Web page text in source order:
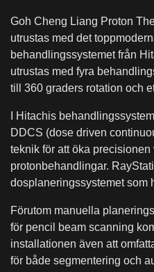
Goh Cheng Liang Proton
utrustas med det
behandlingssystemet från
utrustas med fyra
till 360 graders rotation och
I Hitachis
DDCS (dose driven
teknik för att öka precisionen
protonbehandlingar.
dosplaneringssystemet som
Förutom manuella
för pencil beam scanning
installationen även att
för både segmentering och